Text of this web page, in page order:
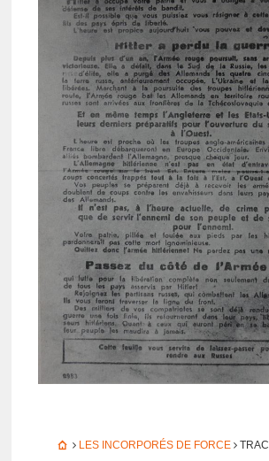
LES INCORPORÉS DE FORCE